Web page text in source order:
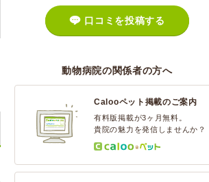
口コミを投稿する
動物病院の関係者の方へ
Calooペット掲載のご案内
有料版掲載が3ヶ月無料。
貴院の魅力を発信しませんか？